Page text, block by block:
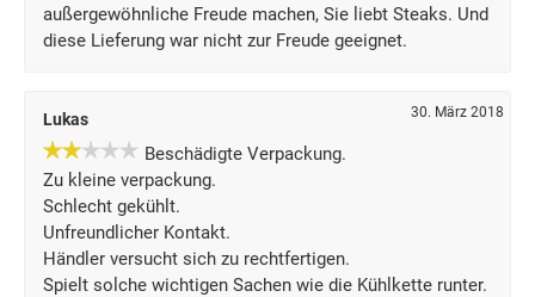
außergewöhnliche Freude machen, Sie liebt Steaks. Und
diese Lieferung war nicht zur Freude geeignet.
Lukas 30. März 2018
Beschädigte Verpackung.
Zu kleine verpackung.
Schlecht gekühlt.
Unfreundlicher Kontakt.
Händler versucht sich zu rechtfertigen.
Spielt solche wichtigen Sachen wie die Kühlkette runter.